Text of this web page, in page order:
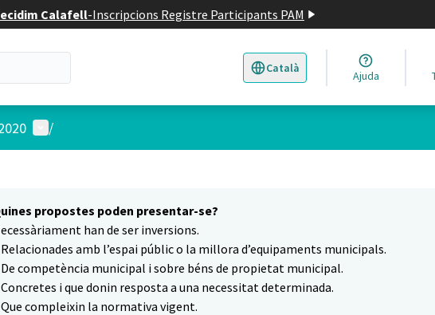
Calafell-Inscripcions Registre Participants PAM
Català
Triar la llengua Elegir el idioma
Ajuda
Menú d'usuari
/
5
propostes poden presentar-se?
han de ser inversions.
amb l’espai públic o la millora d’equipaments municipals.
competència municipal i sobre béns de propietat municipal.
i que donin resposta a una necessitat determinada.
compleixin la normativa vigent.